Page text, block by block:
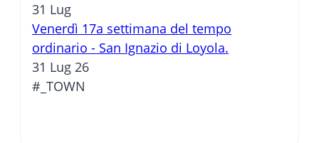
31 Lug
Venerdì 17a settimana del tempo
ordinario - San Ignazio di Loyola.
31 Lug 26
#_TOWN